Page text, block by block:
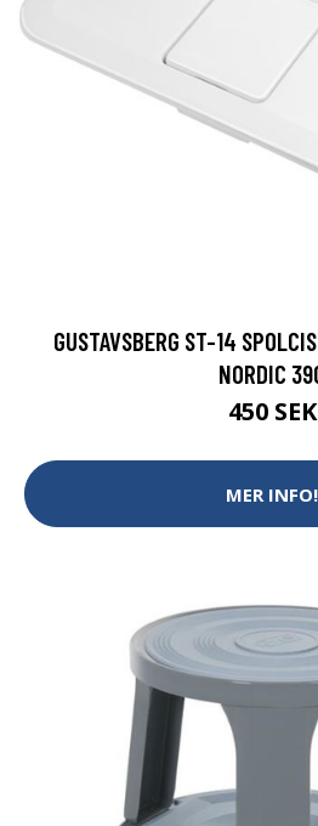
GUSTAVSBERG ST-14
NORDIC
450 SEK
MER INFO!